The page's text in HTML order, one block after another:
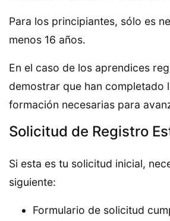
Para los principiantes, sólo es
menos 16 años.
En el caso de los aprendices
demostrar que han completado
formación necesarias para
Solicitud de Registro
Si esta es tu solicitud inicial,
siguiente:
Formulario de solicitud